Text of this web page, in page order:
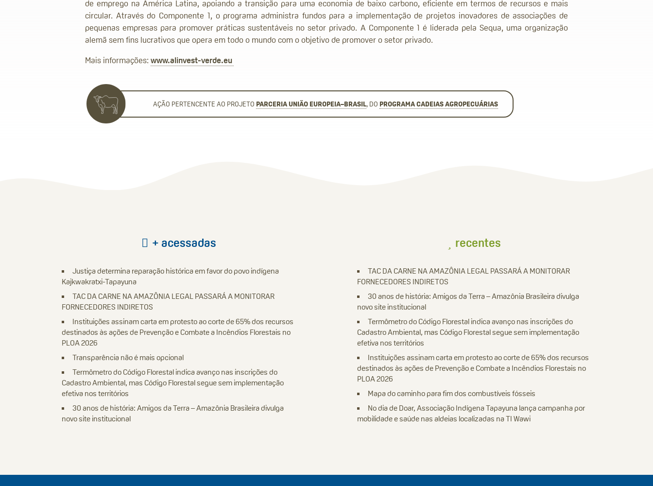
de emprego na América Latina, apoiando a transição para uma economia de baixo carbono, eficiente em termos de recursos e mais
circular. Através do Componente 1, o programa administra fundos para a implementação de projetos inovadores de associações de
pequenas empresas para promover práticas sustentáveis ​​no setor privado. A Componente 1 é liderada pela Sequa, uma organização
alemã sem fins lucrativos que opera em todo o mundo com o objetivo de promover o setor privado.
Mais informações: www.alinvest-verde.eu
AÇÃO PERTENCENTE AO PROJETO PARCERIA UNIÃO EUROPEIA–BRASIL, DO PROGRAMA CADEIAS AGROPECUÁRIAS
+ acessadas
Justiça determina reparação histórica em favor do povo indígena
Kajkwakratxi-Tapayuna
TAC DA CARNE NA AMAZÔNIA LEGAL PASSARÁ A MONITORAR
FORNECEDORES INDIRETOS
Instituições assinam carta em protesto ao corte de 65% dos recursos
destinados às ações de Prevenção e Combate a Incêndios Florestais no
PLOA 2026
Transparência não é mais opcional
Termômetro do Código Florestal indica avanço nas inscrições do
Cadastro Ambiental, mas Código Florestal segue sem implementação
efetiva nos territórios
30 anos de história: Amigos da Terra – Amazônia Brasileira divulga
novo site institucional
recentes
TAC DA CARNE NA AMAZÔNIA LEGAL PASSARÁ A MONITORAR
FORNECEDORES INDIRETOS
30 anos de história: Amigos da Terra – Amazônia Brasileira divulga
novo site institucional
Termômetro do Código Florestal indica avanço nas inscrições do
Cadastro Ambiental, mas Código Florestal segue sem implementação
efetiva nos territórios
Instituições assinam carta em protesto ao corte de 65% dos recursos
destinados às ações de Prevenção e Combate a Incêndios Florestais no
PLOA 2026
Mapa do caminho para fim dos combustíveis fósseis
No dia de Doar, Associação Indígena Tapayuna lança campanha por
mobilidade e saúde nas aldeias localizadas na TI Wawi